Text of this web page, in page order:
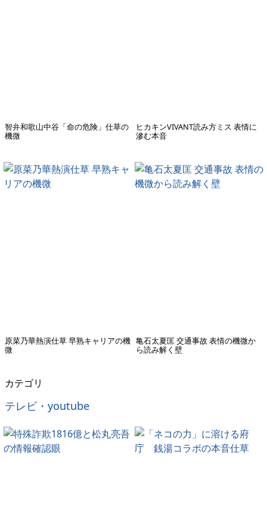
智弁和歌山中谷「命の危険」仕草の
機微
ヒカキンVIVANT読み方ミス 表情に
滲む本音
原菜乃華熱演仕草 早熟キャリアの機
微
亀石太夏匡 交通事故 表情の機微か
ら読み解く壁
カテゴリ
テレビ・youtube